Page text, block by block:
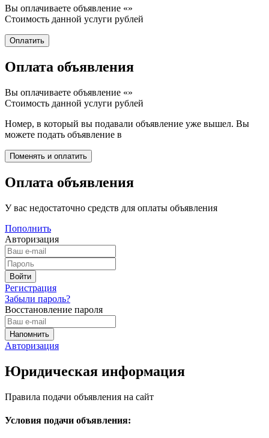
Вы оплачиваете объявление «»
Стоимость данной услуги рублей
Оплата объявления
Вы оплачиваете объявление «»
Стоимость данной услуги рублей
Номер, в который вы подавали объявление уже вышел. Вы
можете подать объявление в
Оплата объявления
У вас недостаточно средств для оплаты объявления
Пополнить
Авторизация
Регистрация
Забыли пароль?
Восстановление пароля
Авторизация
Юридическая информация
Правила подачи объявления на сайт
Условия подачи объявления: